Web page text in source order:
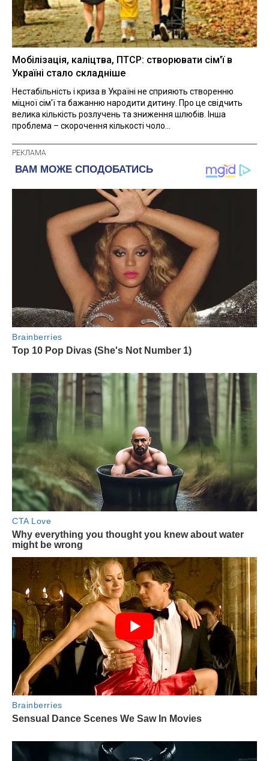
Мобілізація, каліцтва, ПТСР: створювати сім'ї в
Україні стало складніше
Нестабільність і криза в Україні не сприяють створенню
міцної сім'ї та бажанню народити дитину. Про це свідчить
велика кількість розлучень та зниження шлюбів. Інша
проблема – скорочення кількості чоло...